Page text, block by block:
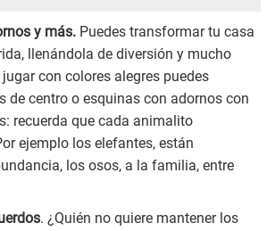
y más. Puedes transformar tu casa
llenándola de diversión y mucho
con colores alegres puedes
de centro o esquinas con adornos con
recuerda que cada animalito
ejemplo los elefantes, están
los osos, a la familia, entre
. ¿Quién no quiere mantener los